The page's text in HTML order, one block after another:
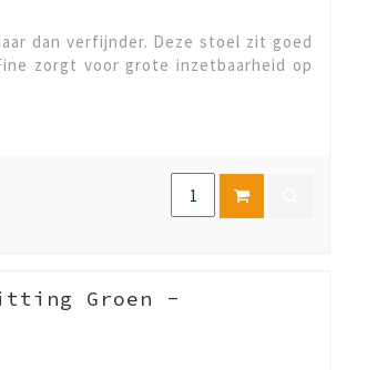
dan verfijnder. Deze stoel zit goed
zorgt voor grote inzetbaarheid op
Groen -